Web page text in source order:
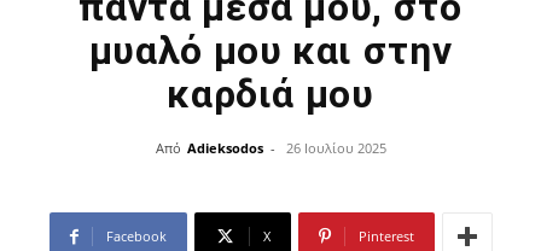
μυαλό μου και στην
καρδιά μου
Από Adieksodos - 26 Ιουλίου 2025
Facebook X Pinterest